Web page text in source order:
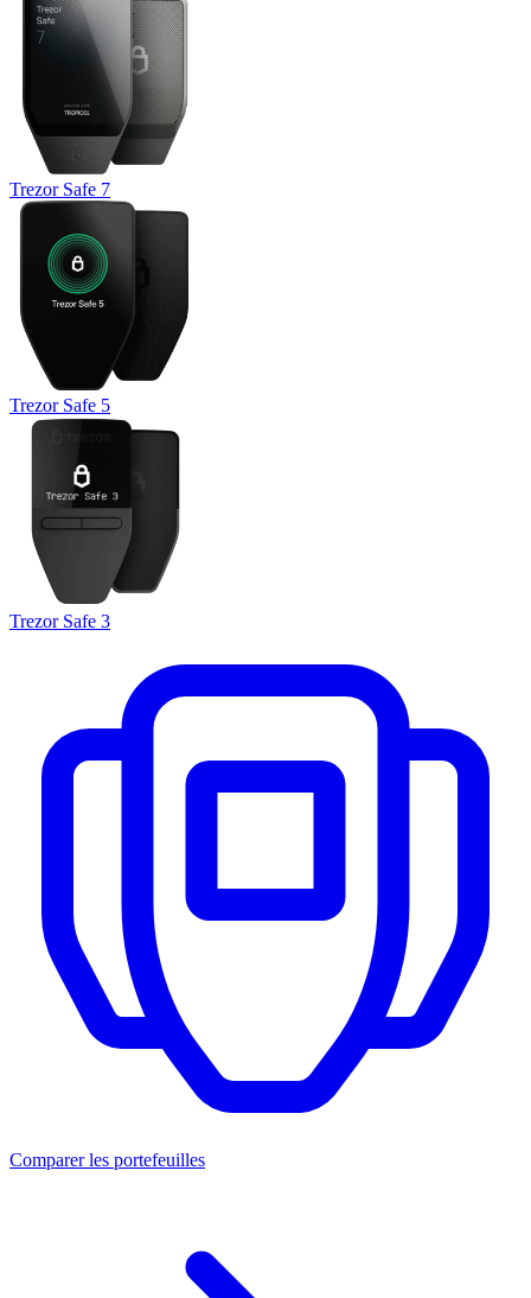
Trezor Safe 7
Trezor Safe 5
Trezor Safe 3
Comparer les portefeuilles